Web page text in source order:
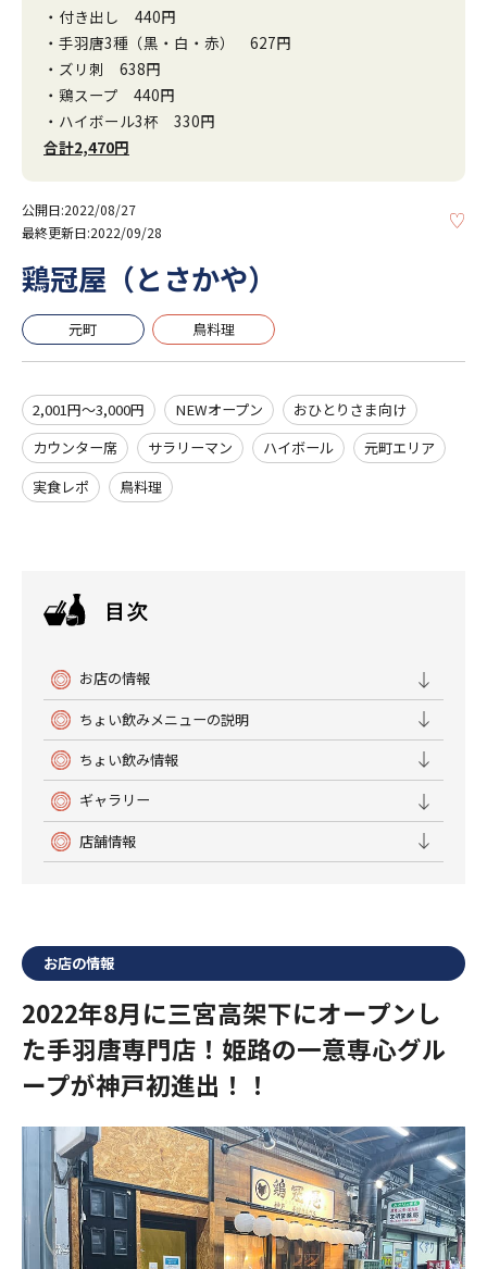
・付き出し 440円
・手羽唐3種（黒・白・赤） 627円
・ズリ刺 638円
・鶏スープ 440円
・ハイボール3杯 330円
合計2,470円
公開日:2022/08/27
最終更新日:2022/09/28
鶏冠屋（とさかや）
元町 鳥料理
2,001円～3,000円 NEWオープン
おひとりさま向け
カウンター席
サラリーマン ハイボール
元町エリア
実食レポ
鳥料理
お店の情報
ちょい飲みメニューの説明
ちょい飲み情報
ギャラリー
店舗情報
お店の情報
2022年8月に三宮高架下にオープンし
た手羽唐専門店！姫路の一意専心グル
ープが神戸初進出！！